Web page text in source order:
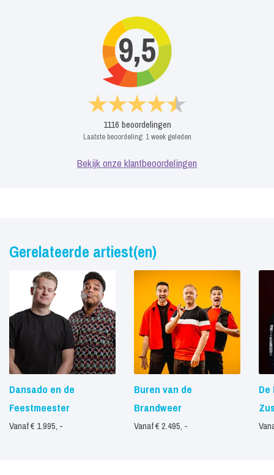
9,5
1116 beoordelingen
Laatste beoordeling: 1 week geleden
Bekijk onze klantbeoordelingen
Gerelateerde artiest(en)
Dansado en de
Feestmeester
Vanaf € 1.995, -
Buren van de
Brandweer
Vanaf € 2.495, -